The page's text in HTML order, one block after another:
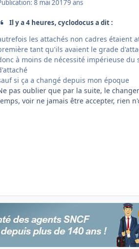
8 mai 20179 ans
Il y a 4 heures, cyclodocus a dit :
les attachés non cadres étaient
tant qu'ils avaient le grade
à moins de nécessité impérieuse
si ça a changé depuis mon époque
pas oublier que par la suite, le
voir ne jamais être accepter, rien